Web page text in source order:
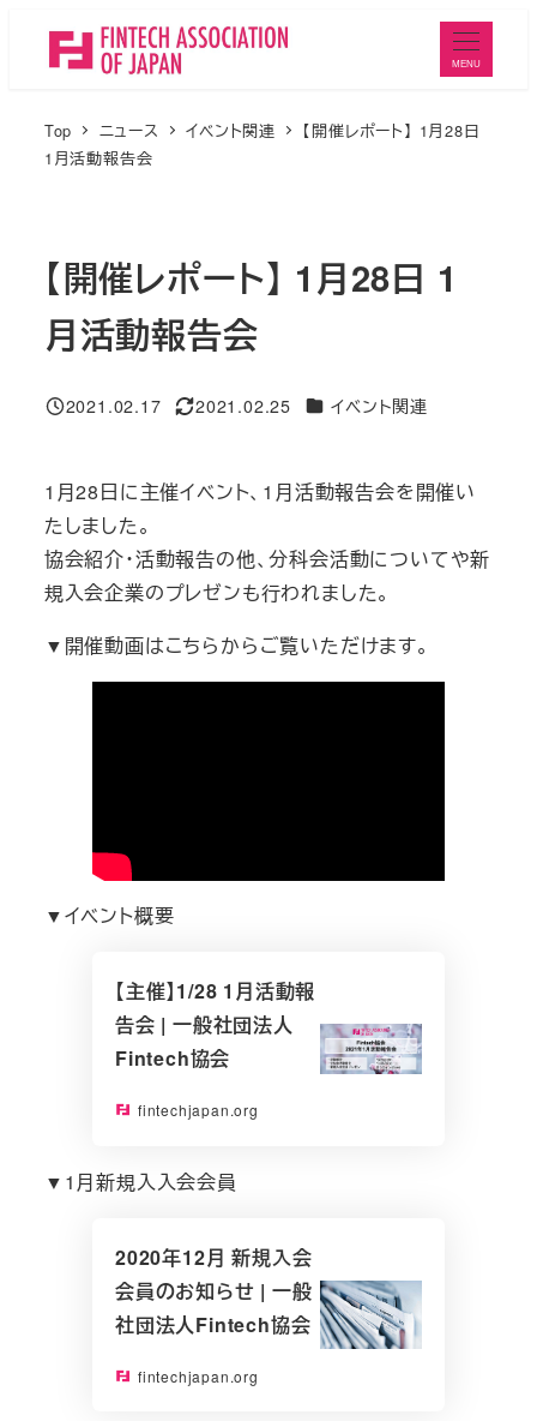
MENU
Top ニュース イベント関連
【開催レポート】 1月28日
1月活動報告会
【開催レポート】 1月28日 1
月活動報告会
投稿日
2021.02.17
更新日
2021.02.25 ニュースカテゴリ
イベント関連
1月28日に主催イベント、1月活動報告会を開催い
たしました。
協会紹介・活動報告の他、分科会活動についてや新
規入会企業のプレゼンも行われました。
▼開催動画はこちらからご覧いただけます。
▼イベント概要
【主催】1/28 1月活動報
告会 | 一般社団法人
Fintech協会
fintechjapan.org
▼1月新規入入会会員
2020年12月 新規入会
会員のお知らせ | 一般
社団法人Fintech協会
fintechjapan.org